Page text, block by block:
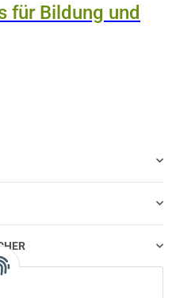
für Bildung und